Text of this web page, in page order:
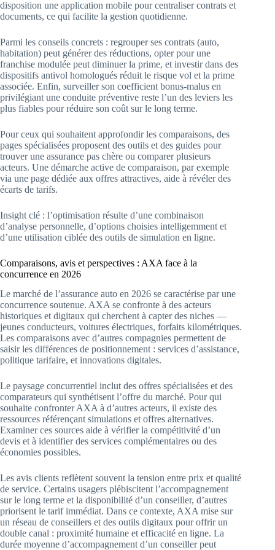
disposition une application mobile pour centraliser contrats et
documents, ce qui facilite la gestion quotidienne.
Parmi les conseils concrets : regrouper ses contrats (auto,
habitation) peut générer des réductions, opter pour une
franchise modulée peut diminuer la prime, et investir dans des
dispositifs antivol homologués réduit le risque vol et la prime
associée. Enfin, surveiller son coefficient bonus-malus en
privilégiant une conduite préventive reste l’un des leviers les
plus fiables pour réduire son coût sur le long terme.
Pour ceux qui souhaitent approfondir les comparaisons, des
pages spécialisées proposent des outils et des guides pour
trouver une assurance pas chère ou comparer plusieurs
acteurs. Une démarche active de comparaison, par exemple
via une page dédiée aux offres attractives, aide à révéler des
écarts de tarifs.
Insight clé : l’optimisation résulte d’une combinaison
d’analyse personnelle, d’options choisies intelligemment et
d’une utilisation ciblée des outils de simulation en ligne.
Comparaisons, avis et perspectives : AXA face à la
concurrence en 2026
Le marché de l’assurance auto en 2026 se caractérise par une
concurrence soutenue. AXA se confronte à des acteurs
historiques et digitaux qui cherchent à capter des niches —
jeunes conducteurs, voitures électriques, forfaits kilométriques.
Les comparaisons avec d’autres compagnies permettent de
saisir les différences de positionnement : services d’assistance,
politique tarifaire, et innovations digitales.
Le paysage concurrentiel inclut des offres spécialisées et des
comparateurs qui synthétisent l’offre du marché. Pour qui
souhaite confronter AXA à d’autres acteurs, il existe des
ressources référençant simulations et offres alternatives.
Examiner ces sources aide à vérifier la compétitivité d’un
devis et à identifier des services complémentaires ou des
économies possibles.
Les avis clients reflètent souvent la tension entre prix et qualité
de service. Certains usagers plébiscitent l’accompagnement
sur le long terme et la disponibilité d’un conseiller, d’autres
priorisent le tarif immédiat. Dans ce contexte, AXA mise sur
un réseau de conseillers et des outils digitaux pour offrir un
double canal : proximité humaine et efficacité en ligne. La
durée moyenne d’accompagnement d’un conseiller peut